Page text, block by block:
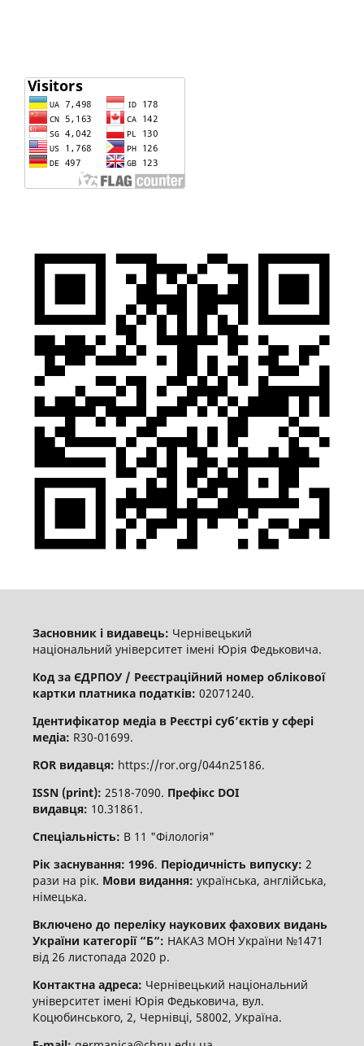
Засновник і видавець: Чернівецький
національний університет імені Юрія Федьковича.
Код за ЄДРПОУ / Реєстраційний номер облікової
картки платника податків: 02071240.
Ідентифікатор медіа в Реєстрі суб’єктів у сфері
медіа: R30-01699.
ROR видавця: https://ror.org/044n25186.
ISSN (print): 2518-7090. Префікс DOI
видавця: 10.31861.
Спеціальність: В 11 "Філологія"
Рік заснування: 1996. Періодичність випуску: 2
рази на рік. Мови видання: українська, англійська,
німецька.
Включено до переліку наукових фахових видань
України категорії “Б“: НАКАЗ МОН України №1471
від 26 листопада 2020 р.
Контактна адреса: Чернівецький національний
університет імені Юрія Федьковича, вул.
Коцюбинського, 2, Чернівці, 58002, Україна.